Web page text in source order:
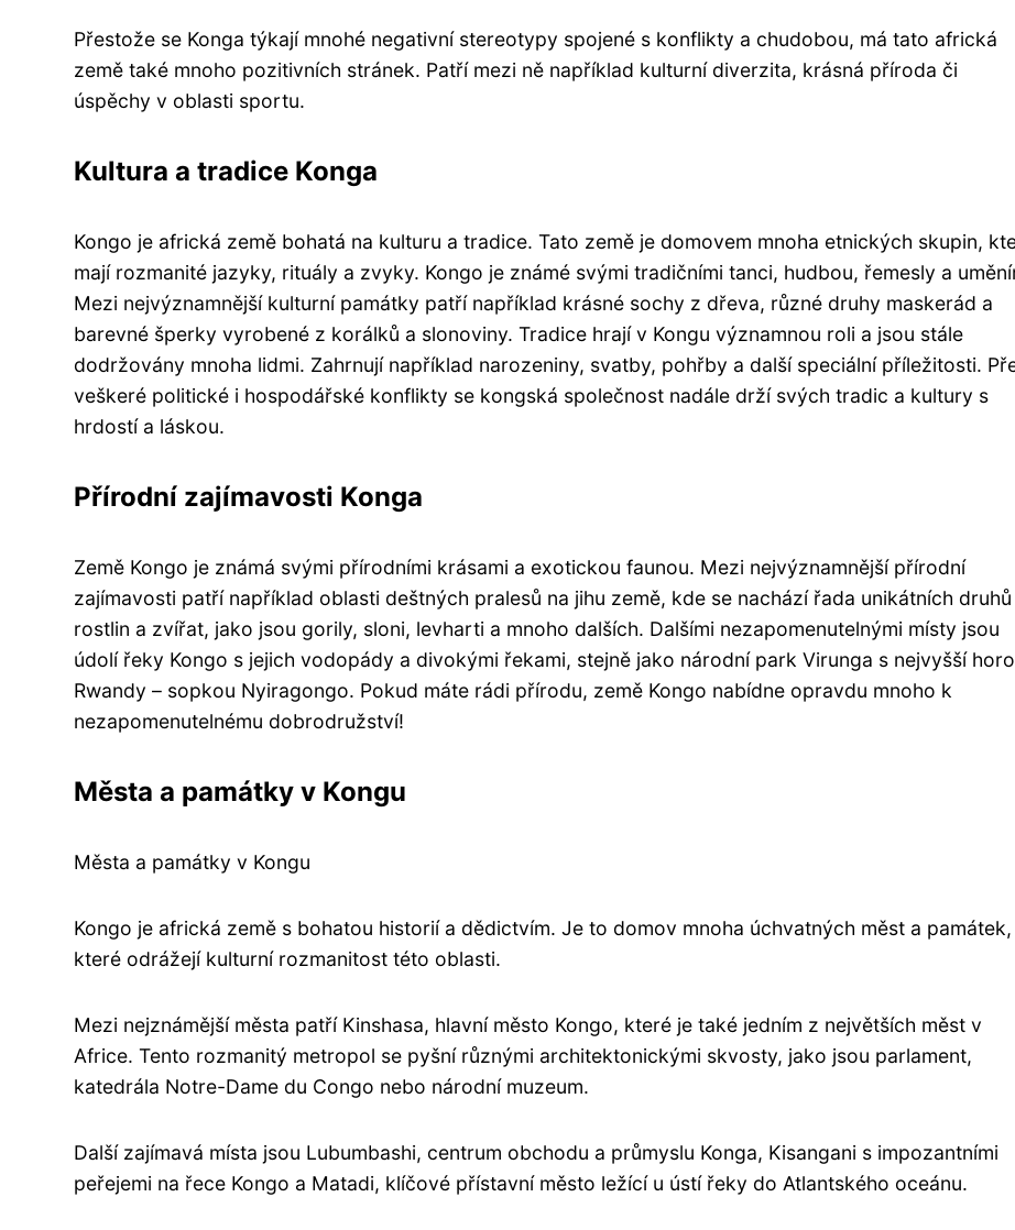
Přestože se Konga týkají mnohé negativní stereotypy spojené s konflikty a chudobou, má tato africká
země také mnoho pozitivních stránek. Patří mezi ně například kulturní diverzita, krásná příroda či
úspěchy v oblasti sportu.
Kultura a tradice Konga
Kongo je africká země bohatá na kulturu a tradice. Tato země je domovem mnoha etnických skupin,
mají rozmanité jazyky, rituály a zvyky. Kongo je známé svými tradičními tanci, hudbou, řemesly a
Mezi nejvýznamnější kulturní památky patří například krásné sochy z dřeva, různé druhy maskerád a
barevné šperky vyrobené z korálků a slonoviny. Tradice hrají v Kongu významnou roli a jsou stále
dodržovány mnoha lidmi. Zahrnují například narozeniny, svatby, pohřby a další speciální příležitosti.
veškeré politické i hospodářské konflikty se kongská společnost nadále drží svých tradic a kultury s
hrdostí a láskou.
Přírodní zajímavosti Konga
Země Kongo je známá svými přírodními krásami a exotickou faunou. Mezi nejvýznamnější přírodní
zajímavosti patří například oblasti deštných pralesů na jihu země, kde se nachází řada unikátních druhů
rostlin a zvířat, jako jsou gorily, sloni, levharti a mnoho dalších. Dalšími nezapomenutelnými místy jsou
údolí řeky Kongo s jejich vodopády a divokými řekami, stejně jako národní park Virunga s nejvyšší
Rwandy – sopkou Nyiragongo. Pokud máte rádi přírodu, země Kongo nabídne opravdu mnoho k
nezapomenutelnému dobrodružství!
Města a památky v Kongu
Města a památky v Kongu
Kongo je africká země s bohatou historií a dědictvím. Je to domov mnoha úchvatných měst a památek,
které odrážejí kulturní rozmanitost této oblasti.
Mezi nejznámější města patří Kinshasa, hlavní město Kongo, které je také jedním z největších měst v
Africe. Tento rozmanitý metropol se pyšní různými architektonickými skvosty, jako jsou parlament,
katedrála Notre-Dame du Congo nebo národní muzeum.
Další zajímavá místa jsou Lubumbashi, centrum obchodu a průmyslu Konga, Kisangani s impozantními
peřejemi na řece Kongo a Matadi, klíčové přístavní město ležící u ústí řeky do Atlantského oceánu.